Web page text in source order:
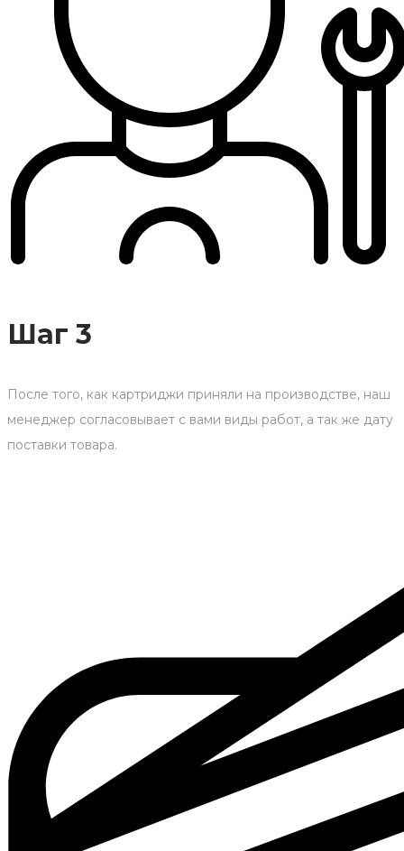
Шаг 3
После того, как картриджи приняли на производстве, наш
менеджер согласовывает с вами виды работ, а так же дату
поставки товара.